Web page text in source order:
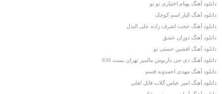
دانلود آهنگ بهنام اختیاری تو تو
دانلود آهنگ الیاز اسم کوچک
دانلود آهنگ حجت اشرف زاده علی البدل
دانلود آهنگ دوران عشق
دانلود آهنگ افشین حسنی تو
دانلود آهنگ دی جی داریوش مالمیر تهران بست 636
دانلود آهنگ مهدی احمدوند قسم
دانلود آهنگ امیر عباس گلاب قاتل اهلی